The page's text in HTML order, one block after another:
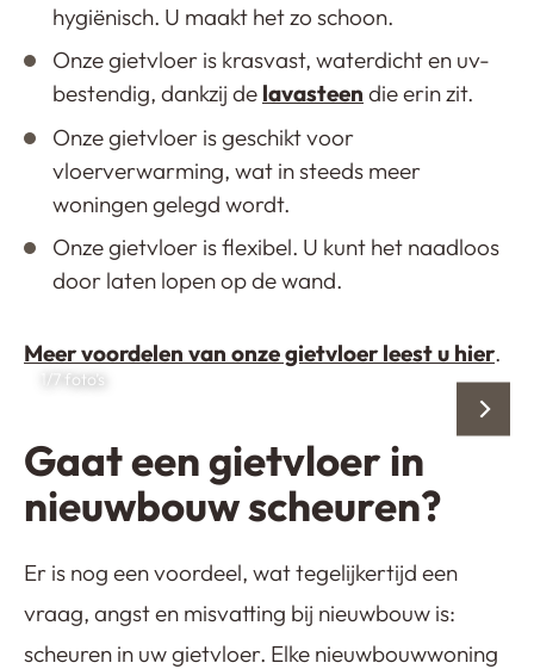
hygiënisch. U maakt het zo schoon.
Onze gietvloer is krasvast, waterdicht en uv-
bestendig, dankzij de lavasteen die erin zit.
Onze gietvloer is geschikt voor
vloerverwarming, wat in steeds meer
woningen gelegd wordt.
Onze gietvloer is flexibel. U kunt het naadloos
door laten lopen op de wand.
Meer voordelen van onze gietvloer leest u hier.
/7 foto’s
Gaat een gietvloer in
nieuwbouw scheuren?
Er is nog een voordeel, wat tegelijkertijd een
vraag, angst en misvatting bij nieuwbouw is:
scheuren in uw gietvloer. Elke nieuwbouwwoning